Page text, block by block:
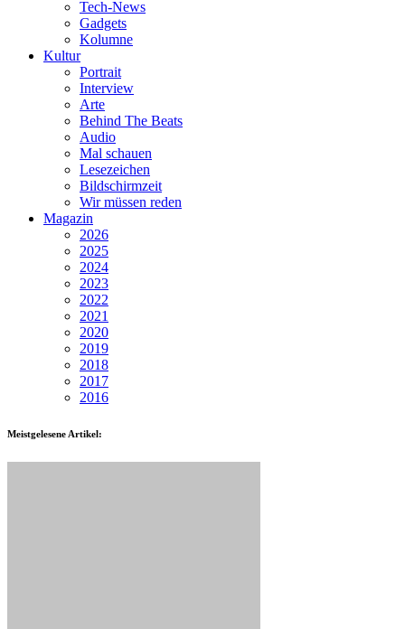
Tech-News
Gadgets
Kolumne
Kultur
Portrait
Interview
Arte
Behind The Beats
Audio
Mal schauen
Lesezeichen
Bildschirmzeit
Wir müssen reden
Magazin
2026
2025
2024
2023
2022
2021
2020
2019
2018
2017
2016
Meistgelesene Artikel: